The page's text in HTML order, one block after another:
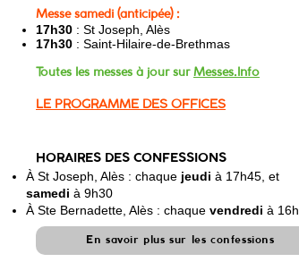
Messe samedi (anticipée) :
17h30 : St Joseph, Alès
17h30 : Saint-Hilaire-de-Brethmas​
Toutes les messes à jour sur Messes.Info
LE PROGRAMME DES OFFICES
HORAIRES DES CONFESSIONS
À St Joseph, Alès : chaque jeudi à 17h45, et
samedi à 9h30
À Ste Bernadette, Alès : chaque vendredi à 16h
En savoir plus sur les confessions